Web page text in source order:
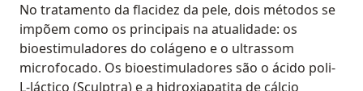
No tratamento da flacidez da pele, dois métodos se
impõem como os principais na atualidade: os
bioestimuladores do colágeno e o ultrassom
microfocado. Os bioestimuladores são o ácido poli-
L-láctico (Sculptra) e a hidroxiapatita de cálcio